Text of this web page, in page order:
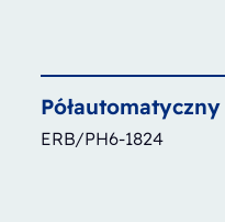
Półautomatyczny
ERB/PH6-1824